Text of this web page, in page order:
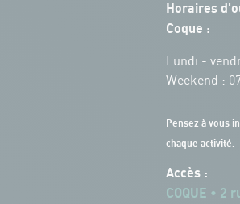
Horaires
Coque :
Lundi -
Weekend :
Pensez à vous
chaque activité.
Accès :
COQUE • 2